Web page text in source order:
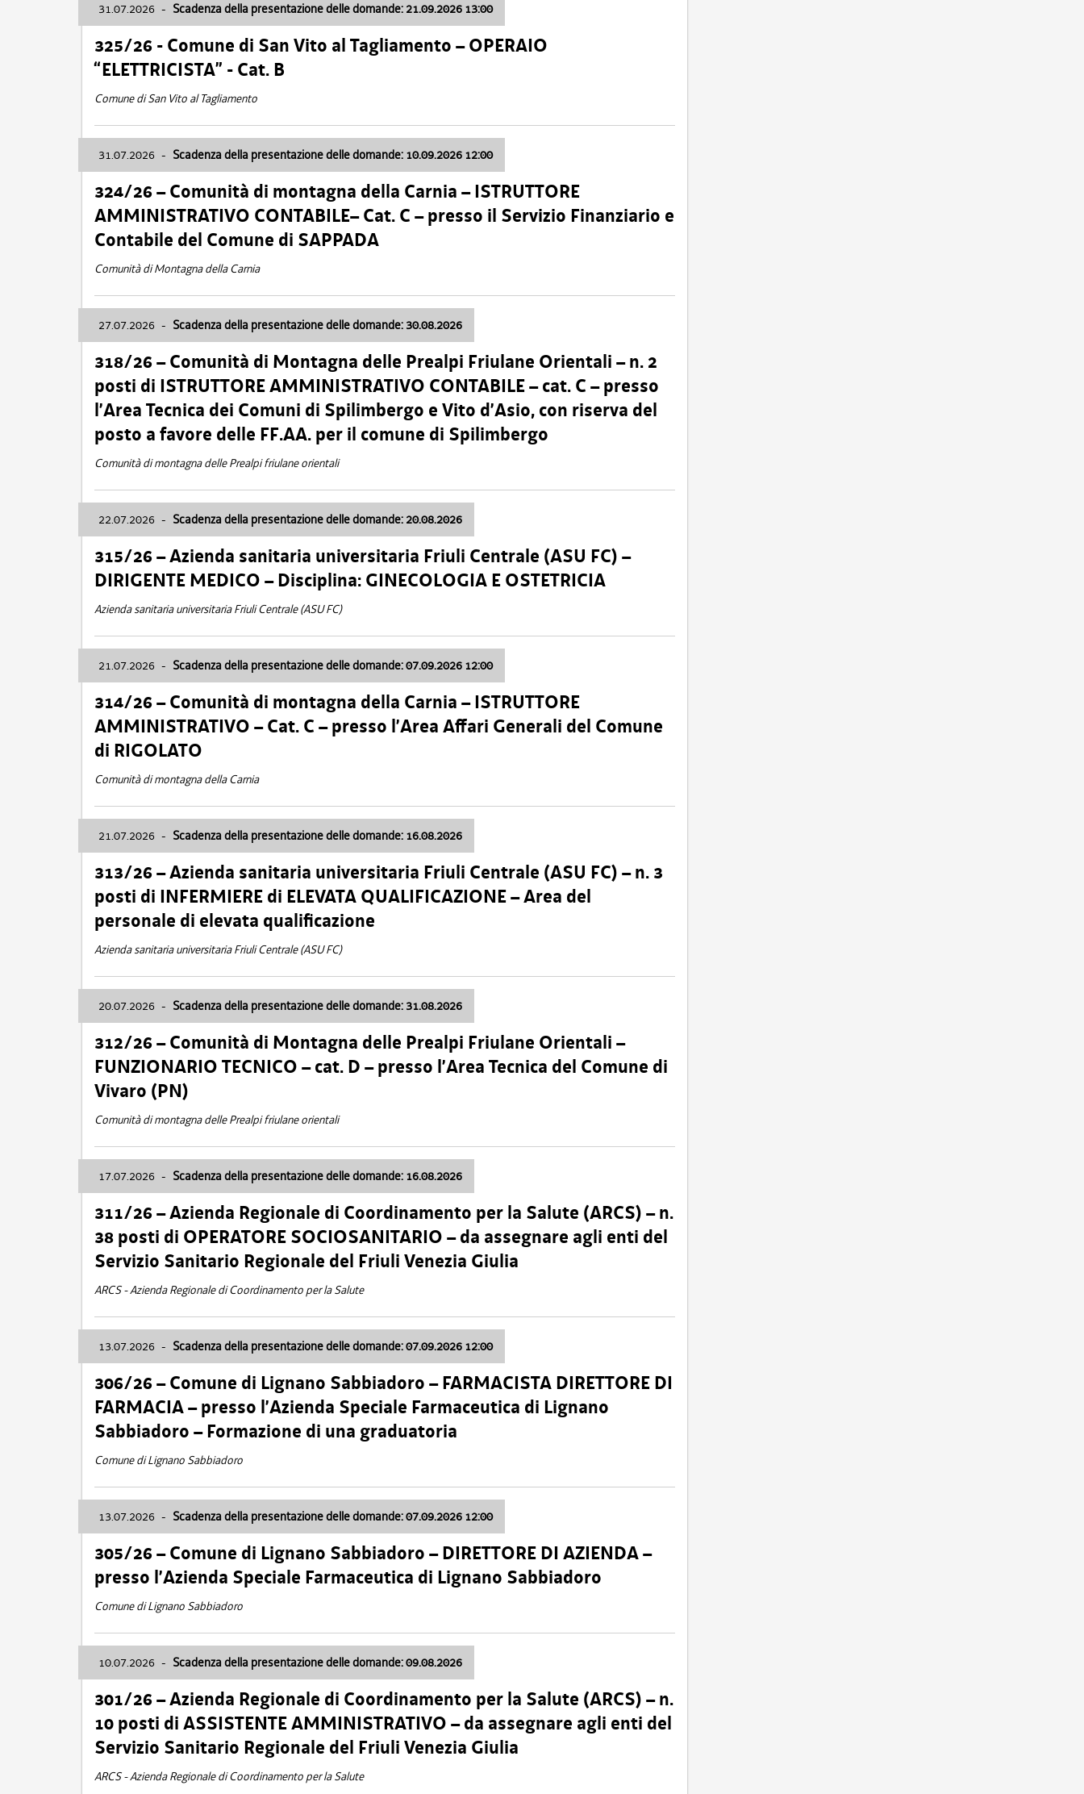
31.07.2026 - Scadenza della presentazione delle domande: 21.09.2026 13:00
325/26 - Comune di San Vito al Tagliamento – OPERAIO
“ELETTRICISTA” - Cat. B
Comune di San Vito al Tagliamento
31.07.2026 - Scadenza della presentazione delle domande: 10.09.2026 12:00
324/26 – Comunità di montagna della Carnia – ISTRUTTORE
AMMINISTRATIVO CONTABILE– Cat. C – presso il Servizio Finanziario e
Contabile del Comune di SAPPADA
Comunità di Montagna della Carnia
27.07.2026 - Scadenza della presentazione delle domande: 30.08.2026
318/26 – Comunità di Montagna delle Prealpi Friulane Orientali – n. 2
posti di ISTRUTTORE AMMINISTRATIVO CONTABILE – cat. C – presso
l’Area Tecnica dei Comuni di Spilimbergo e Vito d’Asio, con riserva del
posto a favore delle FF.AA. per il comune di Spilimbergo
Comunità di montagna delle Prealpi friulane orientali
22.07.2026 - Scadenza della presentazione delle domande: 20.08.2026
315/26 – Azienda sanitaria universitaria Friuli Centrale (ASU FC) –
DIRIGENTE MEDICO – Disciplina: GINECOLOGIA E OSTETRICIA
Azienda sanitaria universitaria Friuli Centrale (ASU FC)
21.07.2026 - Scadenza della presentazione delle domande: 07.09.2026 12:00
314/26 – Comunità di montagna della Carnia – ISTRUTTORE
AMMINISTRATIVO – Cat. C – presso l’Area Affari Generali del Comune
di RIGOLATO
Comunità di montagna della Carnia
21.07.2026 - Scadenza della presentazione delle domande: 16.08.2026
313/26 – Azienda sanitaria universitaria Friuli Centrale (ASU FC) – n. 3
posti di INFERMIERE di ELEVATA QUALIFICAZIONE – Area del
personale di elevata qualificazione
Azienda sanitaria universitaria Friuli Centrale (ASU FC)
20.07.2026 - Scadenza della presentazione delle domande: 31.08.2026
312/26 – Comunità di Montagna delle Prealpi Friulane Orientali –
FUNZIONARIO TECNICO – cat. D – presso l’Area Tecnica del Comune di
Vivaro (PN)
Comunità di montagna delle Prealpi friulane orientali
17.07.2026 - Scadenza della presentazione delle domande: 16.08.2026
311/26 – Azienda Regionale di Coordinamento per la Salute (ARCS) – n.
38 posti di OPERATORE SOCIOSANITARIO – da assegnare agli enti del
Servizio Sanitario Regionale del Friuli Venezia Giulia
ARCS - Azienda Regionale di Coordinamento per la Salute
13.07.2026 - Scadenza della presentazione delle domande: 07.09.2026 12:00
306/26 – Comune di Lignano Sabbiadoro – FARMACISTA DIRETTORE DI
FARMACIA – presso l’Azienda Speciale Farmaceutica di Lignano
Sabbiadoro – Formazione di una graduatoria
Comune di Lignano Sabbiadoro
13.07.2026 - Scadenza della presentazione delle domande: 07.09.2026 12:00
305/26 – Comune di Lignano Sabbiadoro – DIRETTORE DI AZIENDA –
presso l’Azienda Speciale Farmaceutica di Lignano Sabbiadoro
Comune di Lignano Sabbiadoro
10.07.2026 - Scadenza della presentazione delle domande: 09.08.2026
301/26 – Azienda Regionale di Coordinamento per la Salute (ARCS) – n.
10 posti di ASSISTENTE AMMINISTRATIVO – da assegnare agli enti del
Servizio Sanitario Regionale del Friuli Venezia Giulia
ARCS - Azienda Regionale di Coordinamento per la Salute